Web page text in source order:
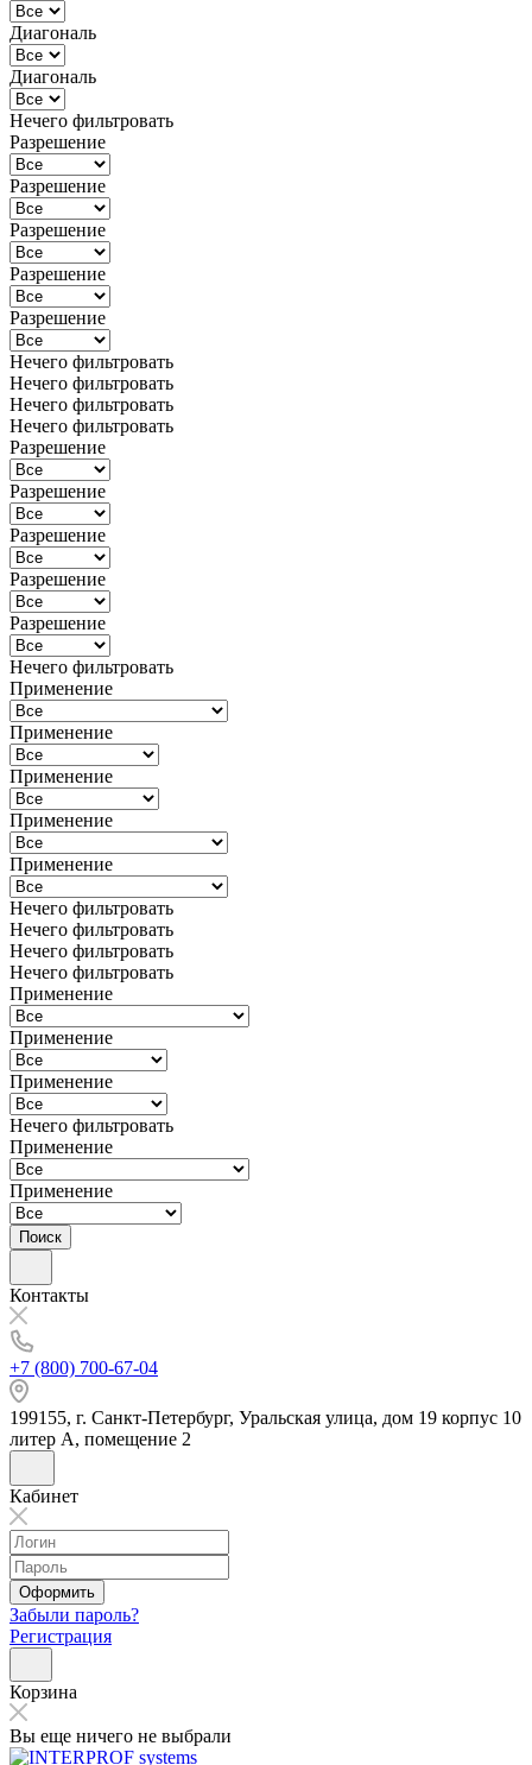
Диагональ
Диагональ
Нечего фильтровать
Разрешение
Разрешение
Разрешение
Разрешение
Разрешение
Нечего фильтровать
Нечего фильтровать
Нечего фильтровать
Нечего фильтровать
Разрешение
Разрешение
Разрешение
Разрешение
Разрешение
Нечего фильтровать
Применение
Применение
Применение
Применение
Применение
Нечего фильтровать
Нечего фильтровать
Нечего фильтровать
Нечего фильтровать
Применение
Применение
Применение
Нечего фильтровать
Применение
Применение
Поиск
Контакты
+7 (800) 700-67-04
199155, г. Санкт-Петербург, Уральская улица, дом 19 корпус 10
литер А, помещение 2
Кабинет
Оформить
Забыли пароль?
Регистрация
Корзина
Вы еще ничего не выбрали